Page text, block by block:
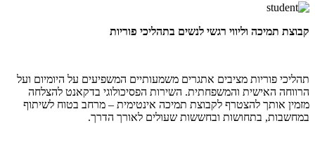
קבוצת תמיכה וליווי רגשי לנשים בתהליכי פוריות
תהליכי פוריות מציבים אתגרים משמעותיים המשפיעים על היומיום ועל
הרווחה האישית והמשפחתית. השירות הפסיכולוגי בדקאנט להצלחה
מזמין אותך להצטרף לקבוצת תמיכה אינטימית – מרחב בטוח לשיתוף
במחשבות, בתחושות ובחששות שעולים לאורך הדרך.